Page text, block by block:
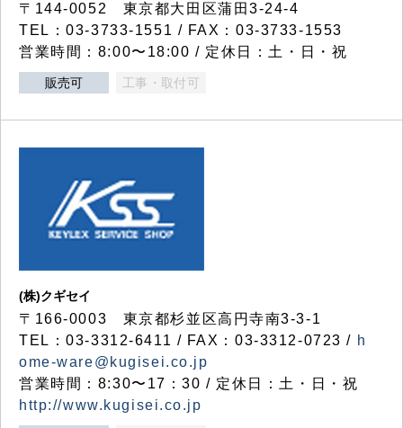
〒144-0052 東京都大田区蒲田3-24-4
TEL：03-3733-1551 / FAX：03-3733-1553
営業時間：8:00〜18:00 / 定休日：土・日・祝
販売可 工事・取付可
(株)クギセイ
〒166-0003 東京都杉並区高円寺南3-3-1
TEL：03-3312-6411 / FAX：03-3312-0723 / h
ome-ware@kugisei.co.jp
営業時間：8:30〜17：30 / 定休日：土・日・祝
http://www.kugisei.co.jp